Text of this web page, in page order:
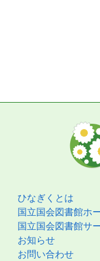
ひなぎくとは
国立国会図書館ホ
国立国会図書館サ
お知らせ
お問い合わせ